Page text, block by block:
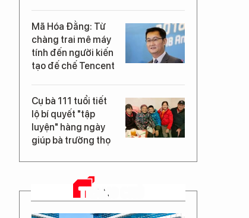
Mã Hóa Đằng: Từ
chàng trai mê máy
tính đến người kiến
tạo đế chế Tencent
Cụ bà 111 tuổi tiết
lộ bí quyết "tập
luyện" hàng ngày
giúp bà trường thọ
TRANG CHỦ